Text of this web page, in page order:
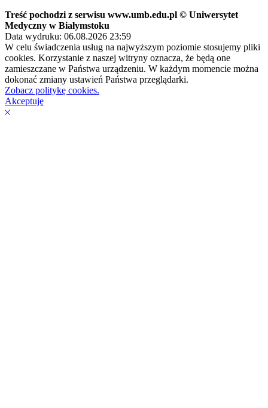
Treść pochodzi z serwisu www.umb.edu.pl © Uniwersytet
Medyczny w Białymstoku
Data wydruku: 06.08.2026 23:59
W celu świadczenia usług na najwyższym poziomie stosujemy pliki
cookies. Korzystanie z naszej witryny oznacza, że będą one
zamieszczane w Państwa urządzeniu. W każdym momencie można
dokonać zmiany ustawień Państwa przeglądarki.
Zobacz politykę cookies.
Akceptuję